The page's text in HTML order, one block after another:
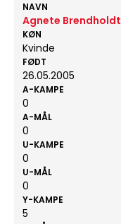
NAVN
Agnete Brendholdt
KØN
Kvinde
FØDT
26.05.2005
A-KAMPE
0
A-MÅL
0
U-KAMPE
0
U-MÅL
0
Y-KAMPE
5